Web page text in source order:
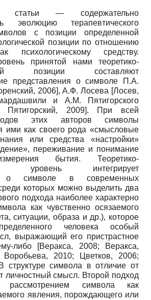
статьи — содержательно
эволюцию терапевтического
с позиции определенной
позиции по отношению
средству.
принятой нами теоретико-
позиции составляют
представления о символе П.А.
2006], А.Ф. Лосе­ва [Лосев,
и А.М. Пятигорского
Пятигорский, 2009]. При всей
этих авторов символы
ими как своего рода «смысловые
или средства «настройки»
переживание и понимание
бытия. Теоретико-
уровень интегрирует
о символе в современных
которых можно выделить два
подхода наиболее характерно
как чувственно осязаемого
ситуации, образа и др.), которое
человека особый
выражающий его пристрастное
либо [Веракса, 2008; Веракса,
Воробьева, 2010; Цветков, 2006;
структуре символа в отличие от
личностный смысл. Второй подход
рассмотрением символа как
явления, порождающего или